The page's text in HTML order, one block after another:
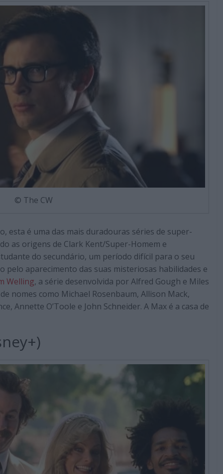
© The CW
esta é uma das mais duradouras séries de super-
as origens de Clark Kent/Super-Homem e
do secundário, um período difícil para o seu
pelo aparecimento das suas misteriosas habilidades e
Welling, a série desenvolvida por Alfred Gough e Miles
nomes como Michael Rosenbaum, Allison Mack,
Annette O’Toole e John Schneider. A Max é a casa de